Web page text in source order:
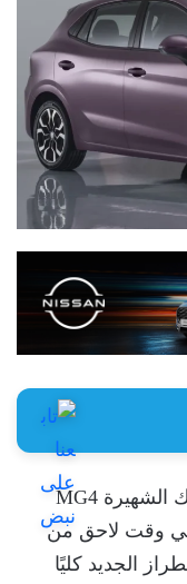
أكدت شركة MG أن سيارتها الهاتشباك الشهيرة MG4
وقت لاحق من
الجديد كليًا